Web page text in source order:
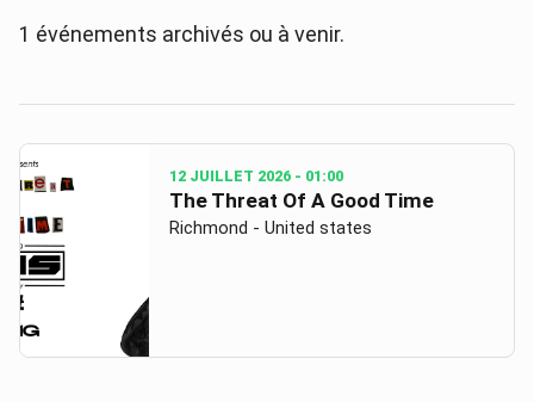
1 événements archivés ou à venir.
12 JUILLET 2026 - 01:00
The Threat Of A Good Time
Richmond - United states